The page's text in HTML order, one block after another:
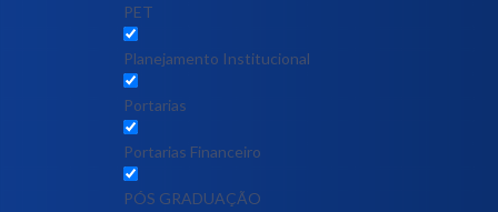
PET
Planejamento Institucional
Portarias
Portarias Financeiro
PÓS GRADUAÇÃO